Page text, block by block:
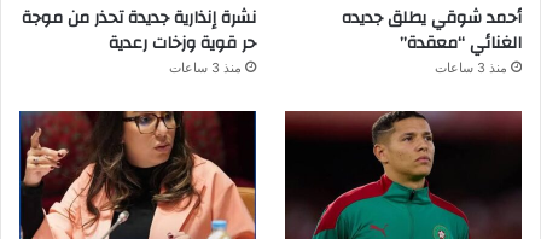
أحمد شوقي يطلق جديده
الغنائي “معقدة”
منذ 3 ساعات
نشرة إنذارية جديدة تحذر من موجة
حر قوية وزخات رعدية
منذ 3 ساعات